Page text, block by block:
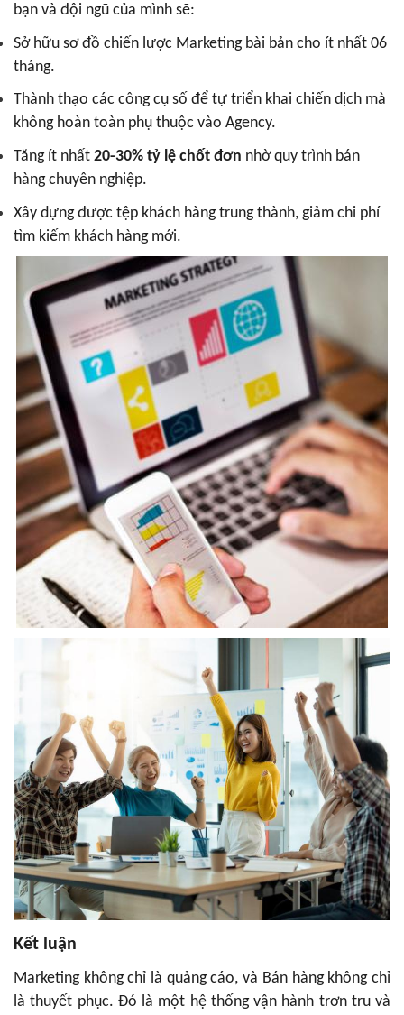
bạn và đội ngũ của mình sẽ:
Sở hữu sơ đồ chiến lược Marketing bài bản cho ít nhất 06
tháng.
Thành thạo các công cụ số để tự triển khai chiến dịch mà
không hoàn toàn phụ thuộc vào Agency.
Tăng ít nhất 20-30% tỷ lệ chốt đơn nhờ quy trình bán
hàng chuyên nghiệp.
Xây dựng được tệp khách hàng trung thành, giảm chi phí
tìm kiếm khách hàng mới.
Kết luận
Marketing không chỉ là quảng cáo, và Bán hàng không chỉ
là thuyết phục. Đó là một hệ thống vận hành trơn tru và